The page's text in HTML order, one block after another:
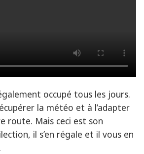
occupé tous les jours.
la météo et à l’adapter
route. Mais ceci est son
il s’en régale et il vous en